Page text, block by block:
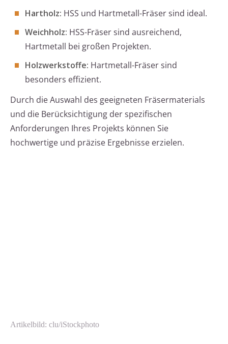
Hartholz: HSS und Hartmetall-Fräser sind ideal.
Weichholz: HSS-Fräser sind ausreichend,
Hartmetall bei großen Projekten.
Holzwerkstoffe: Hartmetall-Fräser sind
besonders effizient.
Durch die Auswahl des geeigneten Fräsermaterials
und die Berücksichtigung der spezifischen
Anforderungen Ihres Projekts können Sie
hochwertige und präzise Ergebnisse erzielen.
Artikelbild: clu/iStockphoto